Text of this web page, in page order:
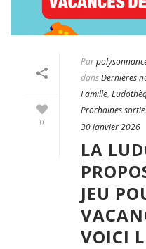
0
Par
dansDernières
Famille,
Prochaines
30 janvier 2026
LA
JEU
VOICI